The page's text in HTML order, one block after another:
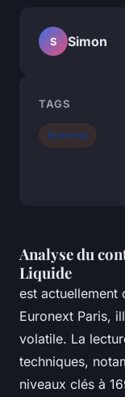
Analyse du
Liquide
est actuellement
Euronext Paris,
volatile. La
techniques,
niveaux clés à
S Simon
TAGS
Business